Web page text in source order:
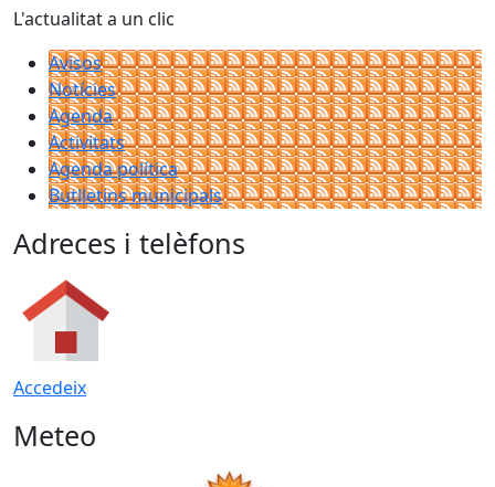
L'actualitat a un clic
Avisos
Notícies
Agenda
Activitats
Agenda política
Butlletins municipals
Adreces i telèfons
Accedeix
Meteo